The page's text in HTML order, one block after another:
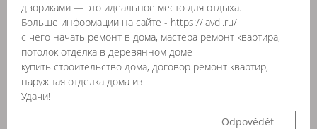
двориками — это идеальное место для отдыха.
Больше информации на сайте - https://lavdi.ru/
с чего начать ремонт в дома, мастера ремонт квартира,
потолок отделка в деревянном доме
купить строительство дома, договор ремонт квартир,
наружная отделка дома из
Удачи!
Odpovědět